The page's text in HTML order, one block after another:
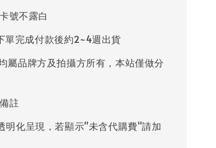
號不露白
單完成付款後約2~4週出貨
屬品牌方及拍攝方所有，本站僅做分
註
明化呈現，若顯示"未含代購費"請加